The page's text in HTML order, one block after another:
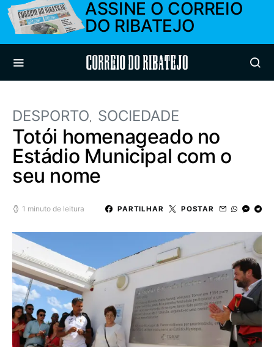
ASSINE O CORREIO
DO RIBATEJO
Correio do Ribatejo
DESPORTO SOCIEDADE
Totói homenageado no
Estádio Municipal com o
seu nome
1 minuto de leitura PARTILHAR POSTAR